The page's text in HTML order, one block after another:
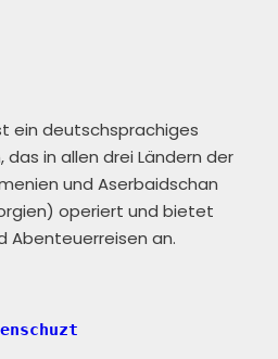
ein deutschsprachiges
das in allen drei Ländern der
und Aserbaidschan
operiert und bietet
Abenteuerreisen an.